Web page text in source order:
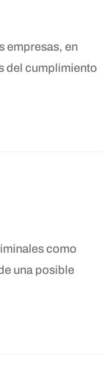
empresas, en
del cumplimiento
como
una posible